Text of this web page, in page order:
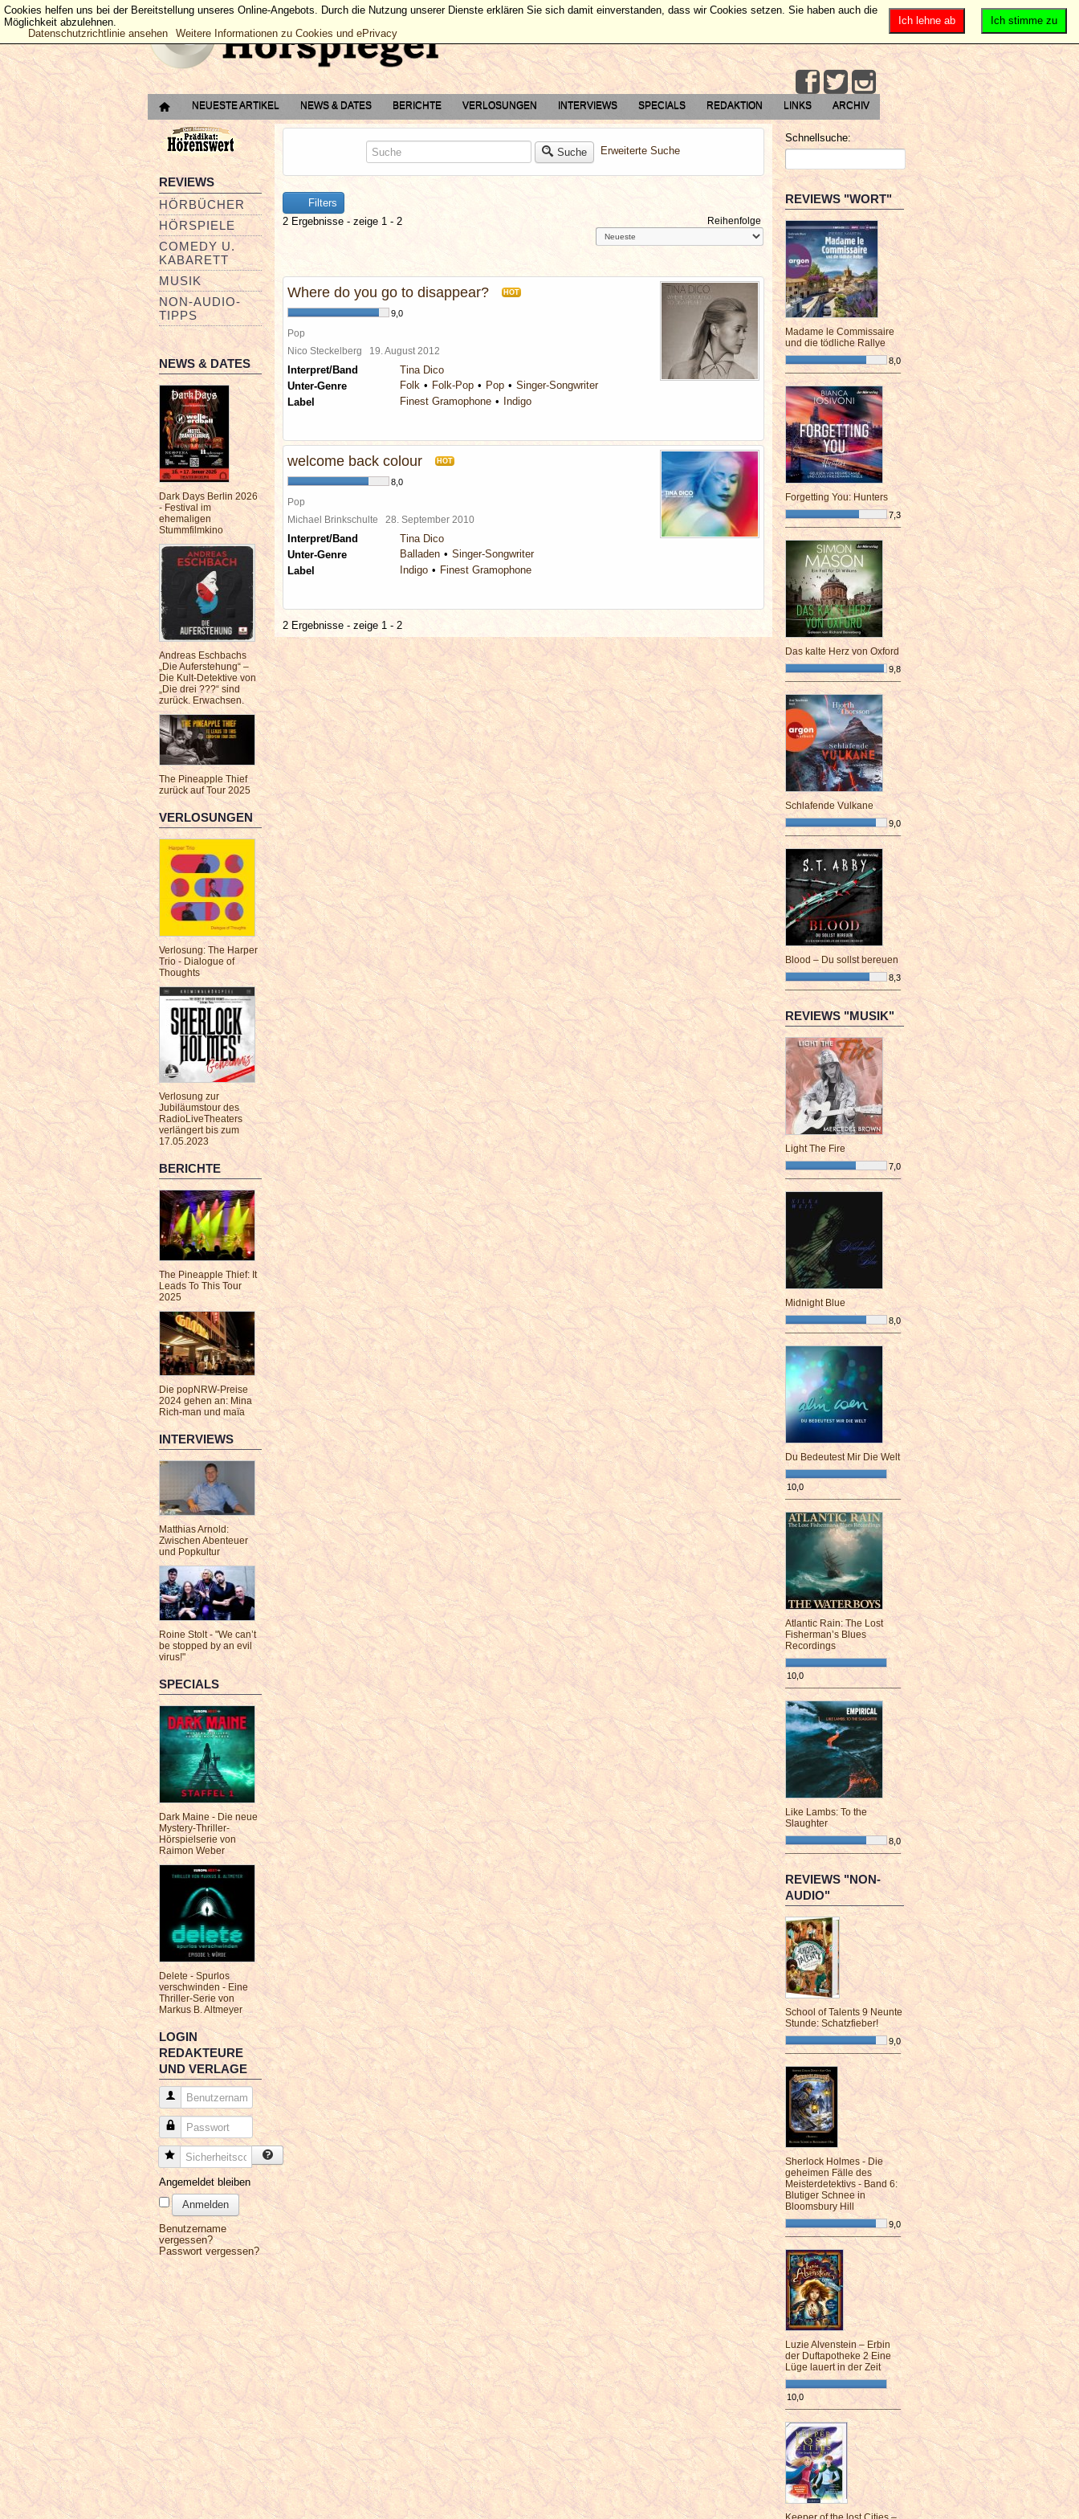
NEUESTE ARTIKEL NEWS & DATES BERICHTE VERLOSUNGEN INTERVIEWS SPECIALS REDAKTION LINKS ARCHIV
REVIEWS
HÖRBÜCHER
HÖRSPIELE
COMEDY U.
KABARETT
MUSIK
NON-AUDIO-
TIPPS
NEWS & DATES
Dark Days Berlin 2026
- Festival im
ehemaligen
Stummfilmkino
Andreas Eschbachs
„Die Auferstehung“ –
Die Kult-Detektive von
„Die drei ???“ sind
zurück. Erwachsen.
The Pineapple Thief
zurück auf Tour 2025
VERLOSUNGEN
Verlosung: The Harper
Trio - Dialogue of
Thoughts
Verlosung zur
Jubiläumstour des
RadioLiveTheaters
verlängert bis zum
17.05.2023
BERICHTE
The Pineapple Thief: It
Leads To This Tour
2025
Die popNRW-Preise
2024 gehen an: Mina
Rich-man und maïa
INTERVIEWS
Matthias Arnold:
Zwischen Abenteuer
und Popkultur
Roine Stolt - "We can’t
be stopped by an evil
virus!"
SPECIALS
Dark Maine - Die neue
Mystery-Thriller-
Hörspielserie von
Raimon Weber
Delete - Spurlos
verschwinden - Eine
Thriller-Serie von
Markus B. Altmeyer
LOGIN
REDAKTEURE
UND VERLAGE
Benutzername
Passwort
Sicherheitscode
Angemeldet bleiben
Anmelden
Benutzername
vergessen?
Passwort vergessen?
Suche Erweiterte Suche
Filters
2 Ergebnisse - zeige 1 - 2
Reihenfolge
Where do you go to disappear? HOT
9,0
Pop
Nico Steckelberg 19. August 2012
Interpret/Band
Tina Dico
Unter-Genre
Folk Folk-Pop Pop
Singer-Songwriter
Label
Finest Gramophone Indigo
welcome back colour HOT
8,0
Pop
Michael Brinkschulte 28. September 2010
Interpret/Band
Tina Dico
Unter-Genre
Balladen
Singer-Songwriter
Label
Indigo Finest Gramophone
2 Ergebnisse - zeige 1 - 2
Schnellsuche:
REVIEWS "WORT"
Madame le Commissaire
und die tödliche Rallye
8,0
¯¯¯¯¯¯¯¯¯¯¯¯¯¯¯¯¯¯¯¯¯¯¯¯
Forgetting You: Hunters
7,3
¯¯¯¯¯¯¯¯¯¯¯¯¯¯¯¯¯¯¯¯¯¯¯¯
Das kalte Herz von Oxford
9,8
¯¯¯¯¯¯¯¯¯¯¯¯¯¯¯¯¯¯¯¯¯¯¯¯
Schlafende Vulkane
9,0
¯¯¯¯¯¯¯¯¯¯¯¯¯¯¯¯¯¯¯¯¯¯¯¯
Blood – Du sollst bereuen
8,3
¯¯¯¯¯¯¯¯¯¯¯¯¯¯¯¯¯¯¯¯¯¯¯¯
REVIEWS "MUSIK"
Light The Fire
7,0
¯¯¯¯¯¯¯¯¯¯¯¯¯¯¯¯¯¯¯¯¯¯¯¯
Midnight Blue
8,0
¯¯¯¯¯¯¯¯¯¯¯¯¯¯¯¯¯¯¯¯¯¯¯¯
Du Bedeutest Mir Die Welt
10,0
¯¯¯¯¯¯¯¯¯¯¯¯¯¯¯¯¯¯¯¯¯¯¯¯
Atlantic Rain: The Lost
Fisherman’s Blues
Recordings
10,0
¯¯¯¯¯¯¯¯¯¯¯¯¯¯¯¯¯¯¯¯¯¯¯¯
Like Lambs: To the
Slaughter
8,0
¯¯¯¯¯¯¯¯¯¯¯¯¯¯¯¯¯¯¯¯¯¯¯¯
REVIEWS "NON-
AUDIO"
School of Talents 9 Neunte
Stunde: Schatzfieber!
9,0
¯¯¯¯¯¯¯¯¯¯¯¯¯¯¯¯¯¯¯¯¯¯¯¯
Sherlock Holmes - Die
geheimen Fälle des
Meisterdetektivs - Band 6:
Blutiger Schnee in
Bloomsbury Hill
9,0
¯¯¯¯¯¯¯¯¯¯¯¯¯¯¯¯¯¯¯¯¯¯¯¯
Luzie Alvenstein – Erbin
der Duftapotheke 2 Eine
Lüge lauert in der Zeit
10,0
¯¯¯¯¯¯¯¯¯¯¯¯¯¯¯¯¯¯¯¯¯¯¯¯
Ich stimme zu
Ich lehne ab
Cookies helfen uns bei der Bereitstellung unseres Online-Angebots. Durch die Nutzung unserer Dienste erklären Sie sich damit einverstanden, dass wir Cookies setzen. Sie haben auch die
Möglichkeit abzulehnen.
Datenschutzrichtlinie ansehen
Weitere Informationen zu Cookies und ePrivacy